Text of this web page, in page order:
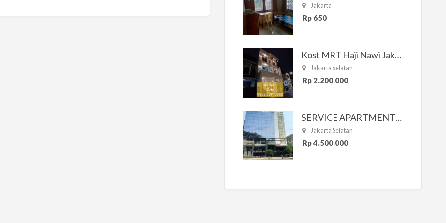
Jakarta
Rp 650
Kost MRT Haji Nawi Jakarta Selatan
Jakarta selatan
Rp 2.200.000
SERVICE APARTMENT SOUTH RESIDENCE
Jakarta Selatan
Rp 4.500.000